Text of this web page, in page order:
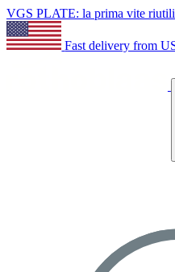
VGS PLATE: la prima vite
Fast delivery from